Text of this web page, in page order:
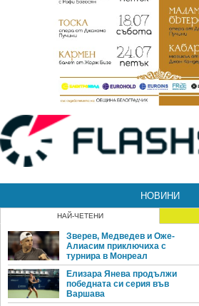
НОВИНИ
НАЙ-ЧЕТЕНИ
Зверев, Медведев и Оже-
Алиасим приключиха с
турнира в Монреал
Елизара Янева продължи
победната си серия във
Варшава